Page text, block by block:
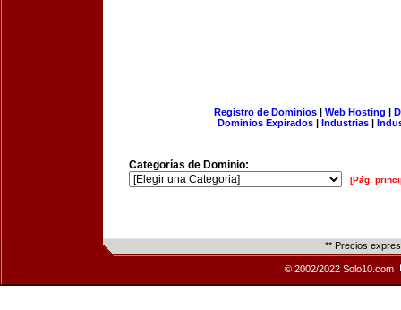
Registro de Dominios| Web Hosting |
Dominios Expirados | Industrias |
Categorías de Dominio:
[Pág.
** Precios
© 2002/2022 Solo10.com